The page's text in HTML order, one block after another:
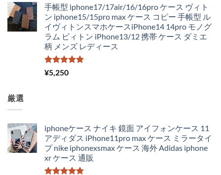
手帳型 iphone17/17air/16/16pro ケース ヴィト
ン iphone15/15pro max ケース コピー 手帳型 ル
イヴィトンスマホケースiPhone14 14pro モノグ
ラム ビィトン iPhone13/12 携帯 ケース ダミエ
柄 メンズ レディース
5段階中
5.00
¥5,250
厳選
iphoneケース ナイキ 鏡面 アイフォンケース 11
アディダス iPhone11pro max ケース ミラータイ
プ nike iphonexsmax ケース 海外 Adidas iphone
xr ケース 通販